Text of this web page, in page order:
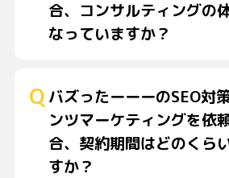
合、コンサルティングの
なっていますか？
バズったーーーのSEO対
ンツマーケティングを依
合、契約期間はどのくら
すか？